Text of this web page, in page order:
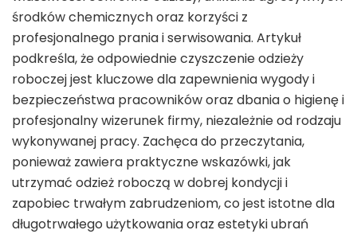
środków chemicznych oraz korzyści z
profesjonalnego prania i serwisowania. Artykuł
podkreśla, że odpowiednie czyszczenie odzieży
roboczej jest kluczowe dla zapewnienia wygody i
bezpieczeństwa pracowników oraz dbania o higienę i
profesjonalny wizerunek firmy, niezależnie od rodzaju
wykonywanej pracy. Zachęca do przeczytania,
ponieważ zawiera praktyczne wskazówki, jak
utrzymać odzież roboczą w dobrej kondycji i
zapobiec trwałym zabrudzeniom, co jest istotne dla
długotrwałego użytkowania oraz estetyki ubrań